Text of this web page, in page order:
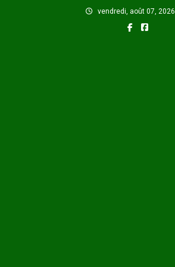
vendredi, août 07, 2026